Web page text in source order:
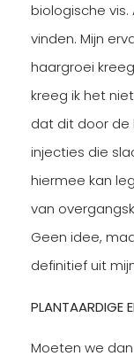
biologische vis.
vinden. Mijn
haargroei
kreeg ik het
dat dit door de
injecties die
hiermee kan
van
Geen idee,
definitief uit
PLANTAARDIGE
Moeten we